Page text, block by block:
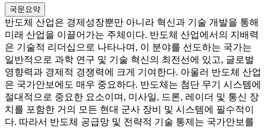
국문요약
반도체 산업은 경제성장뿐만 아니라 혁신과 기술 개발을 통해
미래 산업을 이끌어가는 주체이다. 반도체 산업에서의 지배력
은 기술적 리더십으로 나타나며, 이 분야를 선도하는 국가는
일반적으로 과학 연구 및 기술 혁신의 최전선에 있고, 글로벌
영향력과 경제적 경쟁력에 크게 기여한다. 아울러 반도체 산업
은 국가안보에도 매우 중요하다. 반도체는 첨단 무기 시스템에
절대적으로 중요한 요소이며, 미사일, 드론, 레이더 및 통신 장
치를 포함한 거의 모든 현대 군사 장비 및 시스템에 필수적이
다. 따라서 반도체 공급망 및 전략적 기술 통제는 국가안보를